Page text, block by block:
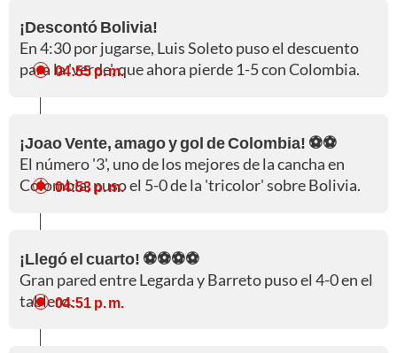
¡Descontó Bolivia!
En 4:30 por jugarse, Luis Soleto puso el descuento
para la 'verde', que ahora pierde 1-5 con Colombia.
04:55 p. m.
¡Joao Vente, amago y gol de Colombia! ⚽⚽
El número '3', uno de los mejores de la cancha en
Colombia, puso el 5-0 de la 'tricolor' sobre Bolivia.
04:53 p. m.
¡Llegó el cuarto! ⚽⚽⚽⚽
Gran pared entre Legarda y Barreto puso el 4-0 en el
tablero.04:51 p. m.